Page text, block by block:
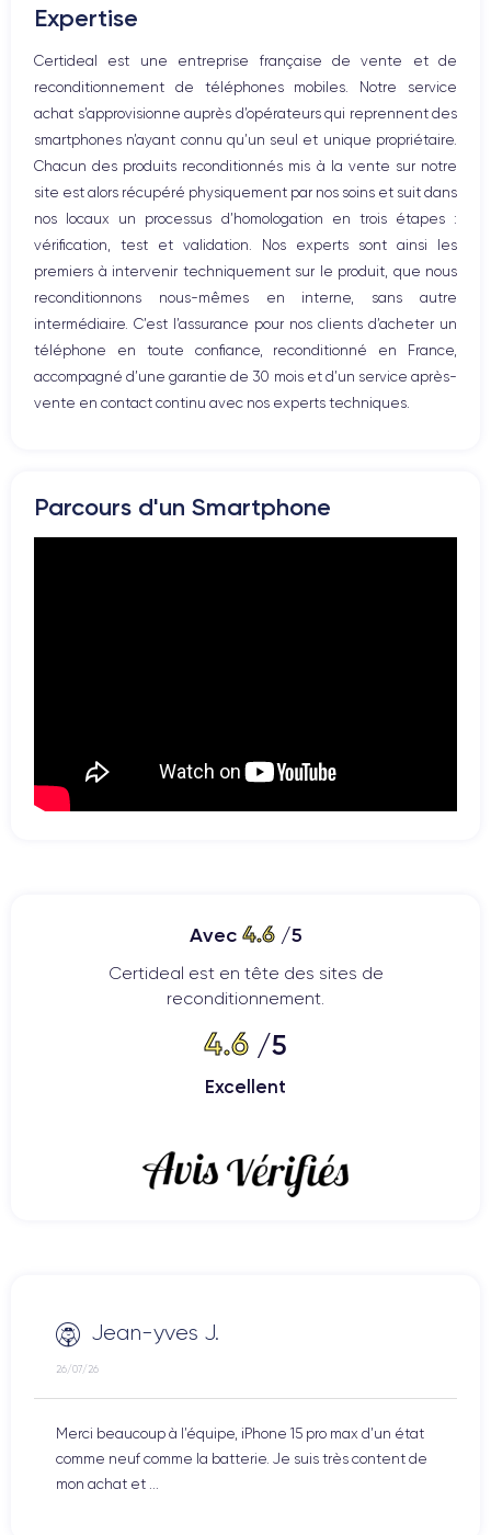
Haut parleur
Bouton Home
Bluetooth
WiFi
Réseau
Vibreur
Prise USB
Expertise
Certideal est une entreprise française de vente et de
reconditionnement de téléphones mobiles. Notre service
achat s’approvisionne auprès d’opérateurs qui reprennent des
smartphones n’ayant connu qu’un seul et unique propriétaire.
Chacun des produits reconditionnés mis à la vente sur notre
site est alors récupéré physiquement par nos soins et suit dans
nos locaux un processus d’homologation en trois étapes :
vérification, test et validation. Nos experts sont ainsi les
premiers à intervenir techniquement sur le produit, que nous
reconditionnons nous-mêmes en interne, sans autre
intermédiaire. C’est l’assurance pour nos clients d’acheter un
téléphone en toute confiance, reconditionné en France,
accompagné d’une garantie de 30 mois et d’un service après-
vente en contact continu avec nos experts techniques.
Parcours d'un Smartphone
Avec 4.6/5
Certideal est en tête des sites de
reconditionnement.
4.6 /5
Excellent
Jean-yves J.
26/07/26
Merci beaucoup à l’équipe, iPhone 15 pro max d’un état
comme neuf comme la batterie. Je suis très content de
mon achat et ...